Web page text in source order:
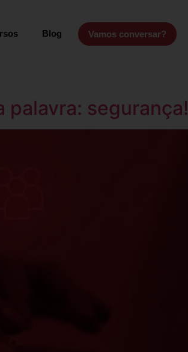
Blog Vamos conversar?
palavra: segurança!